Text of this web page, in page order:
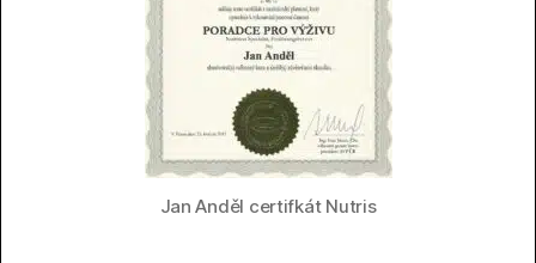
Jan Anděl certifkát Nutris